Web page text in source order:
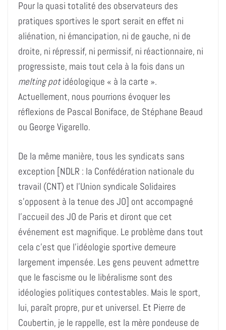
Pour la quasi totalité des observateurs des
pratiques sportives le sport serait en effet ni
aliénation, ni émancipation, ni de gauche, ni de
droite, ni répressif, ni permissif, ni réactionnaire, ni
progressiste, mais tout cela à la fois dans un
melting potidéologique « à la carte ».
Actuellement, nous pourrions évoquer les
réflexions de Pascal Boniface, de Stéphane Beaud
ou George Vigarello.
De la même manière, tous les syndicats sans
exception [NDLR : la Confédération nationale du
travail (CNT) et l’Union syndicale Solidaires
s’opposent à la tenue des JO] ont accompagné
l’accueil des JO de Paris et diront que cet
événement est magnifique. Le problème dans tout
cela c’est que l’idéologie sportive demeure
largement impensée. Les gens peuvent admettre
que le fascisme ou le libéralisme sont des
idéologies politiques contestables. Mais le sport,
lui, paraît propre, pur et universel. Et Pierre de
Coubertin, je le rappelle, est la mère pondeuse de